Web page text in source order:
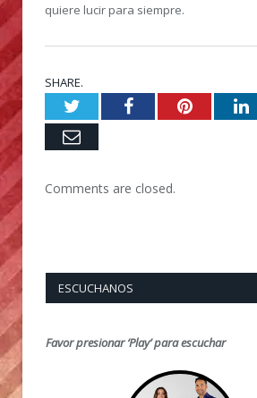
quiere lucir para siempre.
SHARE.
TwitterFacebookPinterest
Email
Comments are closed.
ESCUCHANOS
Favor presionar ‘Play’ para escuchar